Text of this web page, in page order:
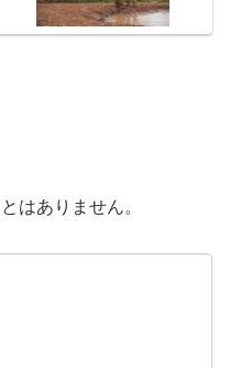
はありません。